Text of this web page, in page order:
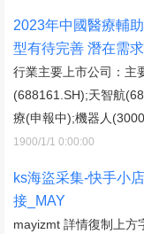
2023年中國醫療輔
型有待完善 潛在需
行業主要上市公司：主
(688161.SH);天智航
療(申報中);機器人
1900/1/1 0:00:00
ks海盜采集-快手小
接_MAY
mayizmt 詳情復制上方